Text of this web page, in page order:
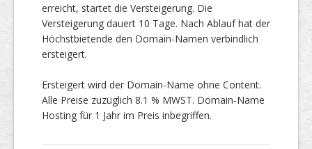
erreicht, startet die Versteigerung. Die
Versteigerung dauert 10 Tage. Nach Ablauf hat der
Höchstbietende den Domain-Namen verbindlich
ersteigert.
Ersteigert wird der Domain-Name ohne Content.
Alle Preise zuzüglich 8.1 % MWST. Domain-Name
Hosting für 1 Jahr im Preis inbegriffen.